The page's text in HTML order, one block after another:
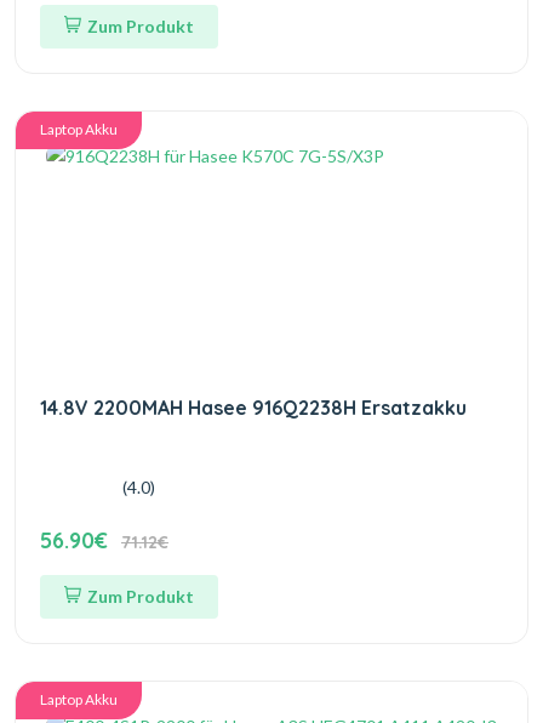
Zum Produkt
Laptop Akku
14.8V 2200MAH Hasee 916Q2238H Ersatzakku
(4.0)
56.90€ 71.12€
Zum Produkt
Laptop Akku